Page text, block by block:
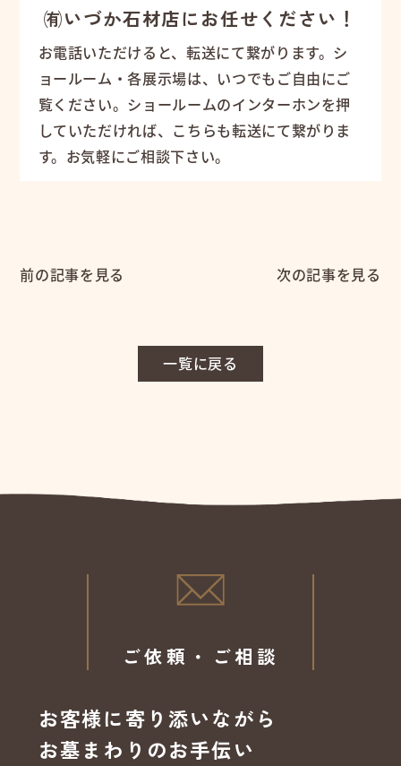
㈲いづか石材店にお任せください！
お電話いただけると、転送にて繋がります。シ
ョールーム・各展示場は、いつでもご自由にご
覧ください。ショールームのインターホンを押
していただければ、こちらも転送にて繋がりま
す。お気軽にご相談下さい。
前の記事を見る
一覧に戻る
次の記事を見る
ご依頼・ご相談
お客様に寄り添いながら
お墓まわりのお手伝い